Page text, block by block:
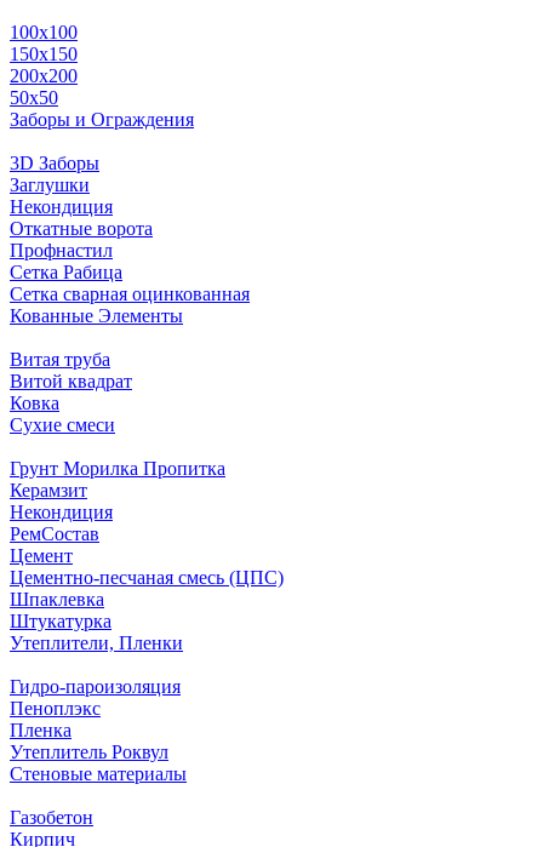
100х100
150х150
200х200
50х50
Заборы и Ограждения
3D Заборы
Заглушки
Некондиция
Откатные ворота
Профнастил
Сетка Рабица
Сетка сварная оцинкованная
Кованные Элементы
Витая труба
Витой квадрат
Ковка
Сухие смеси
Грунт Морилка Пропитка
Керамзит
Некондиция
РемСостав
Цемент
Цементно-песчаная смесь (ЦПС)
Шпаклевка
Штукатурка
Утеплители, Пленки
Гидро-пароизоляция
Пеноплэкс
Пленка
Утеплитель Роквул
Стеновые материалы
Газобетон
Кирпич